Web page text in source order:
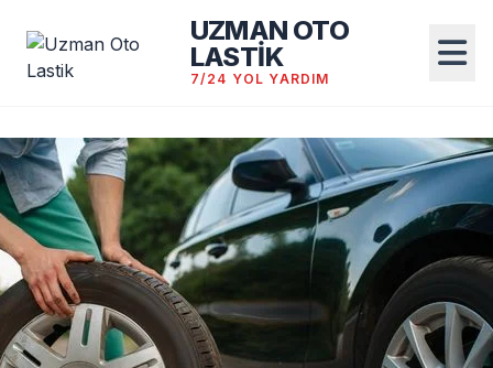
UZMAN OTO
LASTİK
7/24 YOL YARDIM